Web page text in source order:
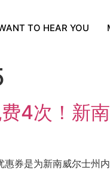
TO HEAR YOU
费4次！新
券是为新南威尔士州